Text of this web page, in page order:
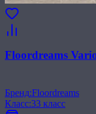
Floordreams
Бренд:Floordreams
Класс:33 класс